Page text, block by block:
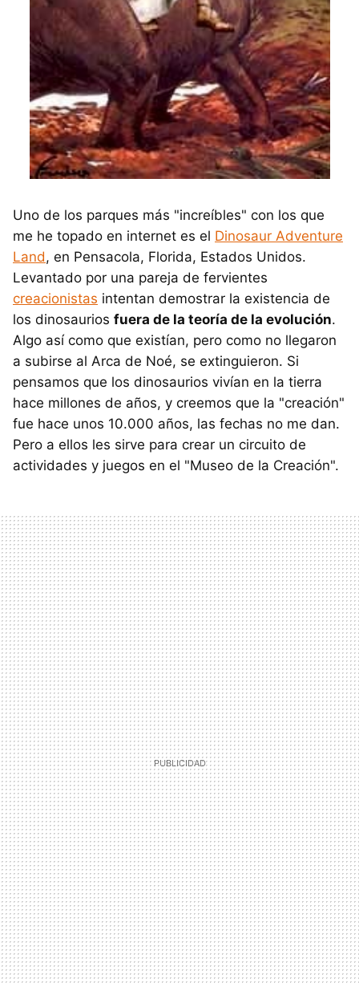
Uno de los parques más "increíbles" con los que
me he topado en internet es el Dinosaur Adventure
Land, en Pensacola, Florida, Estados Unidos.
Levantado por una pareja de fervientes
creacionistas intentan demostrar la existencia de
los dinosaurios fuera de la teoría de la evolución.
Algo así como que existían, pero como no llegaron
a subirse al Arca de Noé, se extinguieron. Si
pensamos que los dinosaurios vivían en la tierra
hace millones de años, y creemos que la "creación"
fue hace unos 10.000 años, las fechas no me dan.
Pero a ellos les sirve para crear un circuito de
actividades y juegos en el "Museo de la Creación".